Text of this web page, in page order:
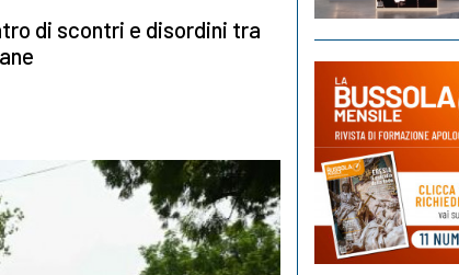
di scontri e disordini tra